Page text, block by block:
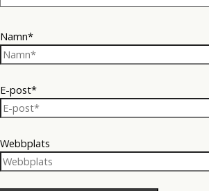
Namn*
E-post*
Webbplats